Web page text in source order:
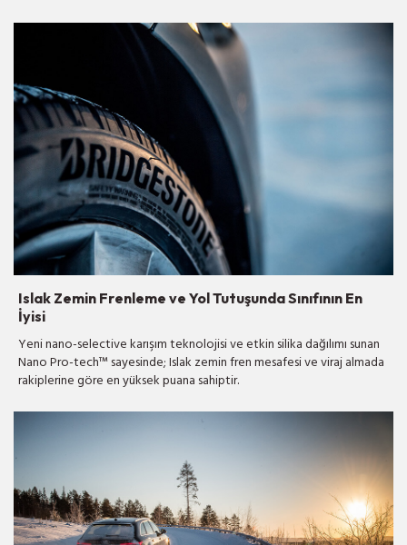
Islak Zemin Frenleme ve Yol Tutuşunda Sınıfının En
İyisi
Yeni nano-selective karışım teknolojisi ve etkin silika dağılımı sunan
Nano Pro-tech™ sayesinde; Islak zemin fren mesafesi ve viraj almada
rakiplerine göre en yüksek puana sahiptir.